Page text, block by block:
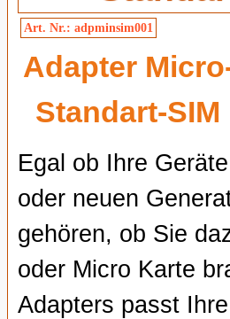
Art. Nr.: adpminsim001
Adapter
Standart-SIM
Egal ob Ihre
oder neuen
gehören, ob Sie
oder Micro Karte
Adapters passt